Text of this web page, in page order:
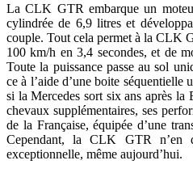
La CLK GTR embarque un
cylindrée de 6,9 litres et
couple. Tout cela permet à la CLK
100 km/h en 3,4 secondes, et de
Toute la puissance passe au sol
ce à l’aide d’une boite
si la Mercedes sort six ans après la
chevaux supplémentaires, ses
de la Française, équipée d’une
Cependant, la CLK GTR n’en
exceptionnelle, même aujourd’hui.